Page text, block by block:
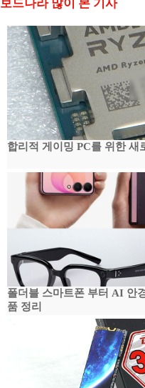
보드나라 많이 본 기사
합리적 게이밍 PC를 위한 새
폴더블 스마트폰 부터 AI 안
품 정리